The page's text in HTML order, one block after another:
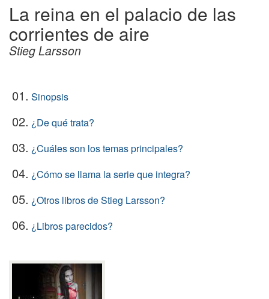
La reina en el palacio de las
corrientes de aire
Stieg Larsson
01. Sinopsis
02. ¿De qué trata?
03. ¿Cuáles son los temas principales?
04. ¿Cómo se llama la serie que integra?
05. ¿Otros libros de Stieg Larsson?
06. ¿Libros parecidos?